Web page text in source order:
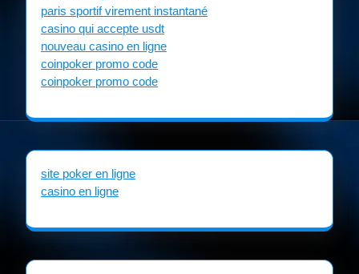
paris sportif virement instantané
casino qui accepte usdt
nouveau casino en ligne
coinpoker promo code
coinpoker promo code
site poker en ligne
casino en ligne